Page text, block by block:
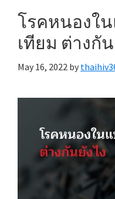
โรคหนองใ
เทียม ต่างกั
May 16, 2022 by